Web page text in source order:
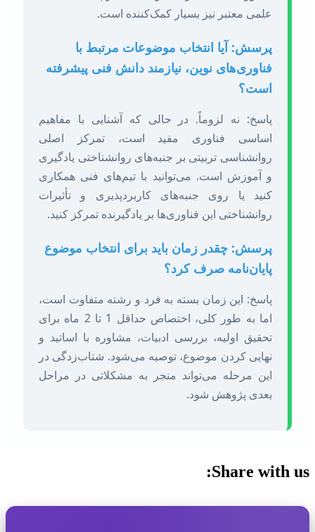
علمی معتبر نیز بسیار کمک‌کننده است.
پرسش: آیا انتخاب موضوعات مرتبط با
فناوری‌های نوین، نیازمند دانش فنی پیشرفته
است؟
پاسخ: نه لزوماً. در حالی که آشنایی با مفاهیم
اساسی فناوری مفید است، تمرکز اصلی
روانشناسی تربیتی بر جنبه‌های روانشناختی یادگیری
و آموزش است. می‌توانید با تیم‌های فنی همکاری
کنید یا روی جنبه‌های کاربردپذیری و تأثیرات
روانشناختی این فناوری‌ها بر یادگیرنده تمرکز کنید.
پرسش: چقدر زمان باید برای انتخاب موضوع
پایان‌نامه صرف کرد؟
پاسخ: این زمان بسته به فرد و رشته متفاوت است،
اما به طور کلی، اختصاص حداقل 1 تا 2 ماه برای
تحقیق اولیه، بررسی ادبیات، مشاوره با اساتید و
نهایی کردن موضوع، توصیه می‌شود. شتاب‌زدگی در
این مرحله می‌تواند منجر به مشکلاتی در مراحل
بعدی پژوهش شود.
Share with